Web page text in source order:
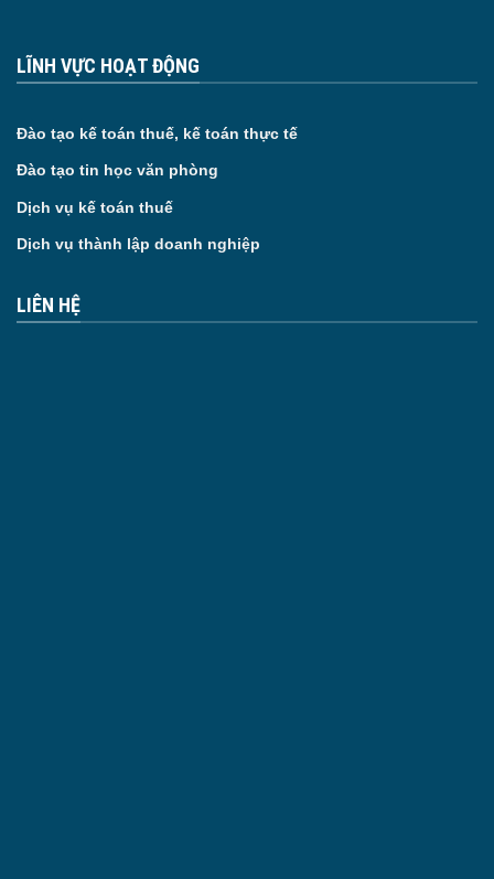
LĨNH VỰC HOẠT ĐỘNG
Đào tạo kế toán thuế, kế toán thực tế
Đào tạo tin học văn phòng
Dịch vụ kế toán thuế
Dịch vụ thành lập doanh nghiệp
LIÊN HỆ